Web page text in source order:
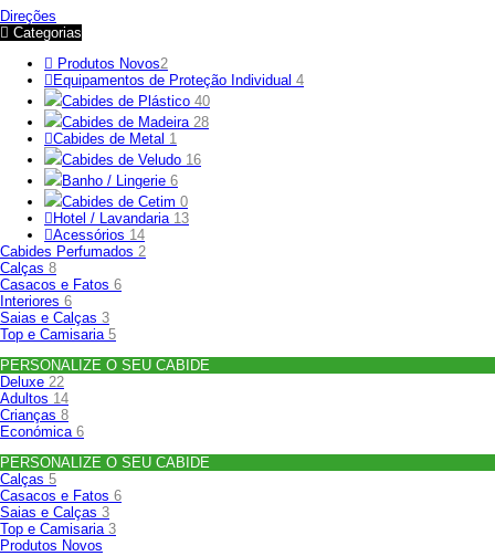
Direções
Categorias
Produtos Novos2
Equipamentos de Proteção Individual 4
Cabides de Plástico 40
Cabides de Madeira 28
Cabides de Metal 1
Cabides de Veludo 16
Banho / Lingerie 6
Cabides de Cetim 0
Hotel / Lavandaria 13
Acessórios 14
Cabides Perfumados 2
Calças 8
Casacos e Fatos 6
Interiores 6
Saias e Calças 3
Top e Camisaria 5
PERSONALIZE O SEU CABIDE
Deluxe 22
Adultos 14
Crianças 8
Económica 6
PERSONALIZE O SEU CABIDE
Calças 5
Casacos e Fatos 6
Saias e Calças 3
Top e Camisaria 3
Produtos Novos